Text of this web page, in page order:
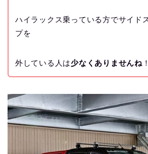
ハイラックス乗っている方でサイド
プを
外している人は少なくありませんね ！